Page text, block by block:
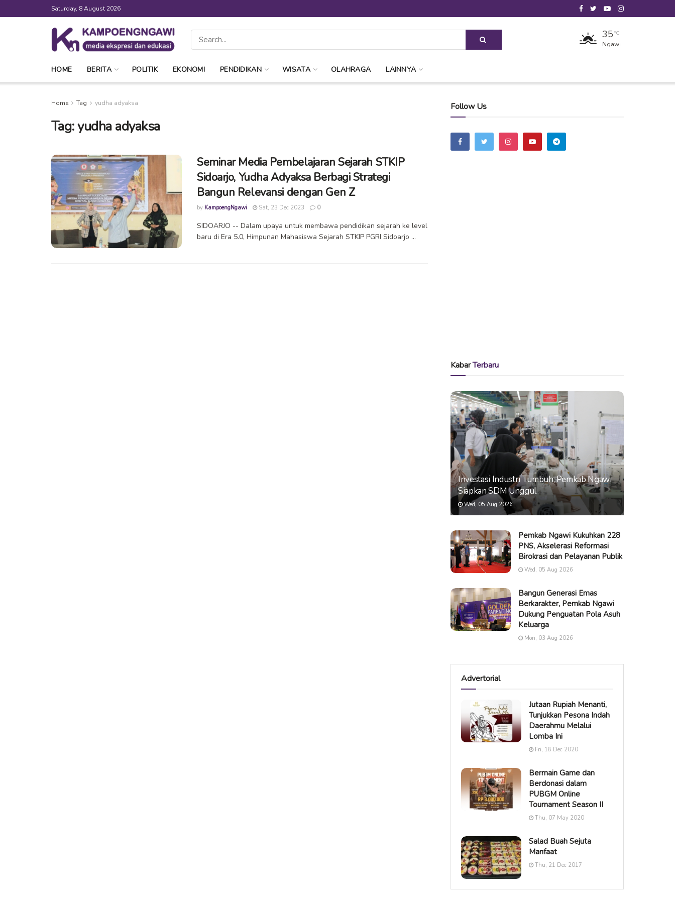
Saturday, 8 August 2026
35 °C
Ngawi
HOME BERITA POLITIK EKONOMI PENDIDIKAN WISATA OLAHRAGA LAINNYA
Home Tag yudha adyaksa
Tag:yudha adyaksa
Seminar Media Pembelajaran Sejarah STKIP
Sidoarjo, Yudha Adyaksa Berbagi Strategi
Bangun Relevansi dengan Gen Z
by KampoengNgawi Sat, 23 Dec 2023 0
SIDOARJO -- Dalam upaya untuk membawa pendidikan sejarah ke level
baru di Era 5.0, Himpunan Mahasiswa Sejarah STKIP PGRI Sidoarjo ...
Follow Us
KabarTerbaru
Investasi Industri Tumbuh, Pemkab Ngawi
Siapkan SDM Unggul
Wed, 05 Aug 2026
Pemkab Ngawi Kukuhkan 228
PNS, Akselerasi Reformasi
Birokrasi dan Pelayanan Publik
Wed, 05 Aug 2026
Bangun Generasi Emas
Berkarakter, Pemkab Ngawi
Dukung Penguatan Pola Asuh
Keluarga
Mon, 03 Aug 2026
Advertorial
Jutaan Rupiah Menanti,
Tunjukkan Pesona Indah
Daerahmu Melalui
Lomba Ini
Fri, 18 Dec 2020
Bermain Game dan
Berdonasi dalam
PUBGM Online
Tournament Season II
Thu, 07 May 2020
Salad Buah Sejuta
Manfaat
Thu, 21 Dec 2017